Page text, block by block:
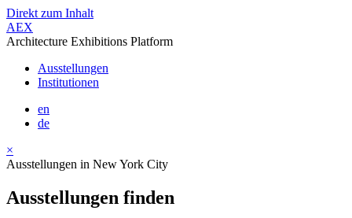
Direkt zum Inhalt
AEX
Architecture Exhibitions Platform
Ausstellungen
Institutionen
en
de
×
Ausstellungen in New York City
Ausstellungen finden